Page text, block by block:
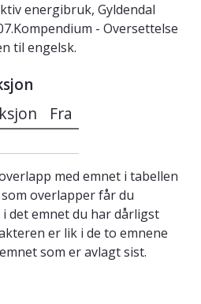
energibruk, Gyldendal
- Oversettelse
til engelsk.
Fra
med emnet i tabellen
overlapper får du
det emnet du har dårligst
er lik i de to emnene
som er avlagt sist.